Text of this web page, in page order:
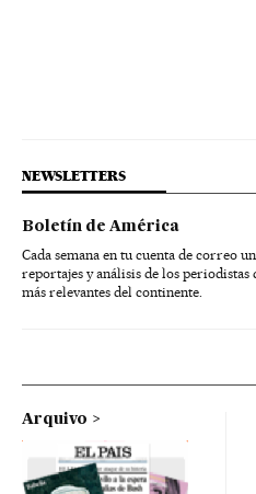
NEWSLETTERS
Boletín de América
Cada semana en tu cuenta de correo
reportajes y análisis de los periodistas
más relevantes del continente.
Arquivo